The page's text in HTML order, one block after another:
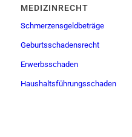
MEDIZINRECHT
Schmerzensgeldbeträge
Geburtsschadensrecht
Erwerbsschaden
Haushaltsführungsschaden